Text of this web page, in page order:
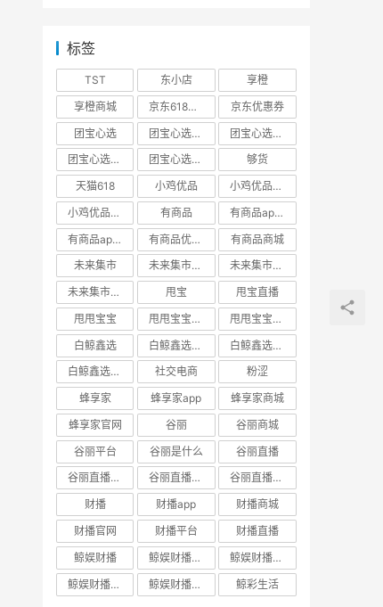
标签
TST 东小店
享橙
享橙商城
京东618大促优惠券
京东优惠券
团宝心选
团宝心选商城
团宝心选官方网站
团宝心选官网
团宝心选小程序
够货
天猫618
小鸡优品
小鸡优品商城
小鸡优品官网
有商品
有商品app下载
有商品app邀请码
有商品优惠券
有商品商城
未来集市
未来集市app
未来集市商城
未来集市邀请码
甩宝
甩宝直播
甩甩宝宝
甩甩宝宝商城
甩甩宝宝直播
白鲸鑫选
白鲸鑫选APP
白鲸鑫选商城
白鲸鑫选官网
社交电商
粉涩
蜂享家
蜂享家app
蜂享家商城
蜂享家官网
谷丽
谷丽商城
谷丽平台
谷丽是什么
谷丽直播
谷丽直播官网
谷丽直播平台
谷丽直播怎么加入
财播
财播app
财播商城
财播官网
财播平台
财播直播
鲸娱财播
鲸娱财播app
鲸娱财播商城
鲸娱财播官网
鲸娱财播直播 鲸彩生活